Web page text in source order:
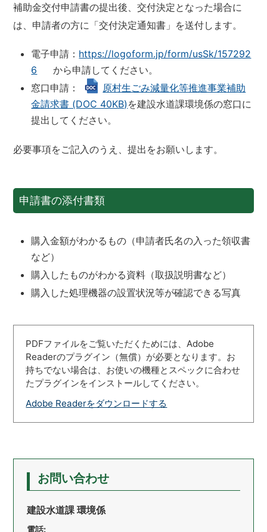
補助金交付申請書の提出後、交付決定となった場合に
は、申請者の方に「交付決定通知書」を送付します。
電子申請： https://logoform.jp/form/usSk/157292
6
から申請してください。
窓口申請：
原村生ごみ減量化等推進事業補助
金請求書 (DOC 40KB) を建設水道課環境係の窓口に
提出してください。
必要事項をご記入のうえ、提出をお願いします。
申請書の添付書類
購入金額がわかるもの（申請者氏名の入った領収書
など）
購入したものがわかる資料（取扱説明書など）
購入した処理機器の設置状況等が確認できる写真
PDFファイルをご覧いただくためには、Adobe
Readerのプラグイン（無償）が必要となります。お
持ちでない場合は、お使いの機種とスペックに合わせ
たプラグインをインストールしてください。
Adobe Readerをダウンロードする
お問い合わせ
建設水道課 環境係
電話: